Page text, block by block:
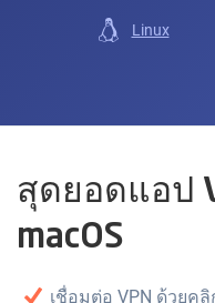
Linux
สุดยอดแอป
macOS
เชื่อมต่อ VPN ด้วยคลิ